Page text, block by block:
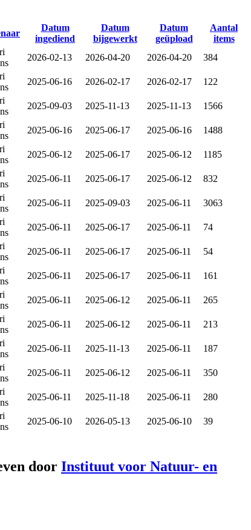
Datum
ingediend
Datum
bijgewerkt
Datum
geüpload
Aantal
items
2026-02-13 2026-04-20 2026-04-20 384
2025-06-16 2026-02-17 2026-02-17 122
2025-09-03 2025-11-13 2025-11-13 1566
2025-06-16 2025-06-17 2025-06-16 1488
2025-06-12 2025-06-17 2025-06-12 1185
2025-06-11 2025-06-17 2025-06-12 832
2025-06-11 2025-09-03 2025-06-11 3063
2025-06-11 2025-06-17 2025-06-11
74
2025-06-11 2025-06-17 2025-06-11 54
2025-06-11 2025-06-17 2025-06-11 161
2025-06-11 2025-06-12 2025-06-11 265
2025-06-11 2025-06-12 2025-06-11 213
2025-06-11 2025-11-13 2025-06-11 187
2025-06-11 2025-06-12 2025-06-11 350
2025-06-11 2025-11-18 2025-06-11 280
2025-06-10 2026-05-13 2025-06-10 39
door Instituut voor Natuur- en